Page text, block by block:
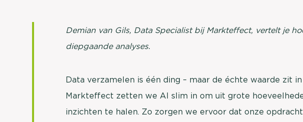
UX-onderzoek
Bekijk meer >
Demian van Gils, Data Specialist bij Markteffect, vertelt je
diepgaande analyses.
Data verzamelen is één ding – maar de échte waarde zit
Markteffect zetten we AI slim in om uit grote
inzichten te halen. Zo zorgen we ervoor dat onze